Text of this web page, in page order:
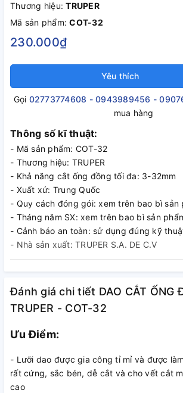
Thương hiệu:TRUPER
Mã sản phẩm:COT-32
230.000₫
Yêu thích
Gọi 02773774608 - 0943989456 -
mua hàng
Thông số kĩ thuật:
- Mã sản phẩm: COT-32
- Thương hiệu: TRUPER
- Khả năng cắt ống đồng tối đa: 3-32mm
- Xuất xứ: Trung Quốc
- Quy cách đóng gói: xem trên bao bì sản
- Tháng năm SX: xem trên bao bì sản
- Cảnh báo an toàn: sử dụng đúng kỹ
- Nhà sản xuất: TRUPER S.A. DE C.V
Đánh giá chi tiết DAO CẮT ỐNG
TRUPER - COT-32
Ưu Điểm:
- Lưỡi dao được gia công tỉ mỉ và được
rất cứng, sắc bén, dễ cắt và cho vết cắt
cao